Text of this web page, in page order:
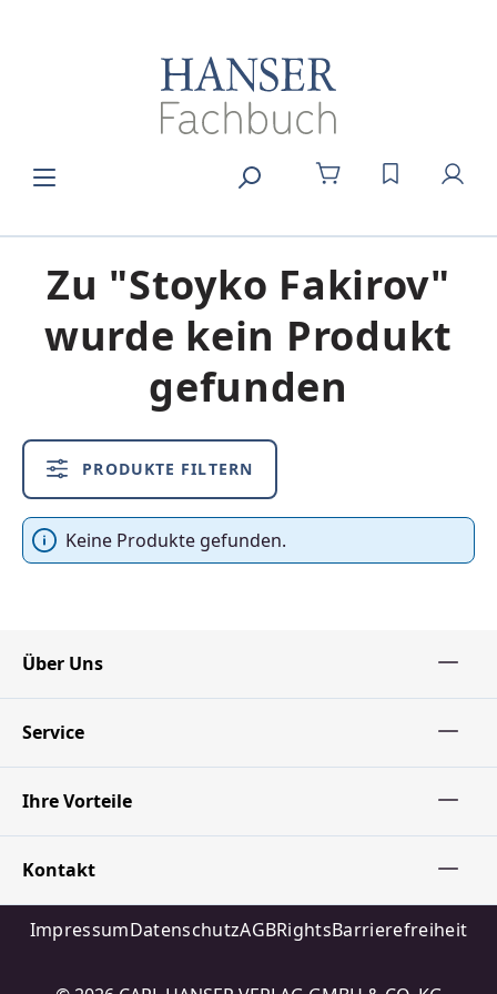
DU HAST 0
Zu "Stoyko Fakirov"
wurde kein Produkt
gefunden
PRODUKTE FILTERN
Keine Produkte gefunden.
Über Uns
Service
Ihre Vorteile
Kontakt
ImpressumDatenschutzAGBRightsBarrierefreiheit